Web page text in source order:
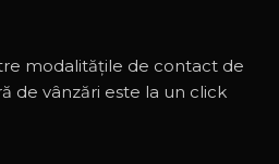
modalitățile de contact de
de vânzări este la un click